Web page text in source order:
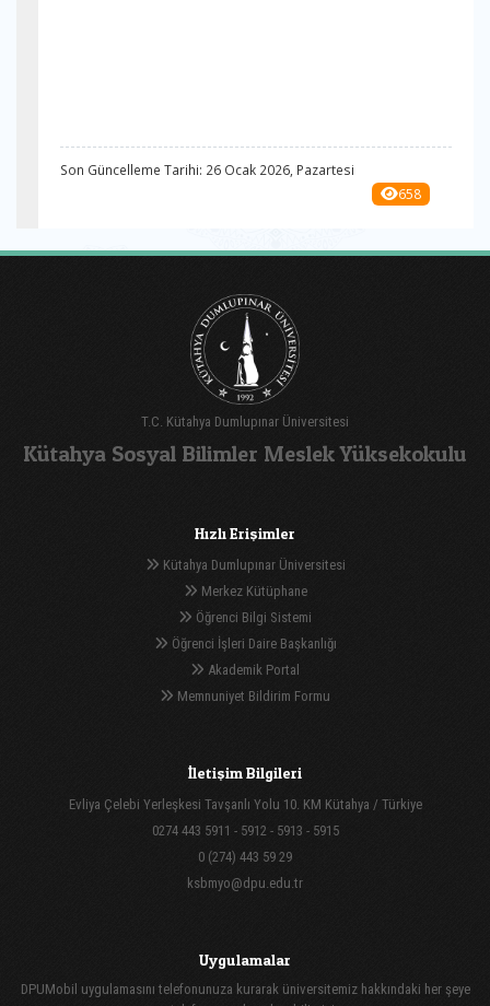
Son Güncelleme Tarihi: 26 Ocak 2026, Pazartesi
658
T.C. Kütahya Dumlupınar Üniversitesi
Kütahya Sosyal Bilimler Meslek Yüksekokulu
Hızlı Erişimler
Kütahya Dumlupınar Üniversitesi
Merkez Kütüphane
Öğrenci Bilgi Sistemi
Öğrenci İşleri Daire Başkanlığı
Akademik Portal
Memnuniyet Bildirim Formu
İletişim Bilgileri
Evliya Çelebi Yerleşkesi Tavşanlı Yolu 10. KM Kütahya / Türkiye
0274 443 5911 - 5912 - 5913 - 5915
0 (274) 443 59 29
ksbmyo@dpu.edu.tr
Uygulamalar
DPUMobil uygulamasını telefonunuza kurarak üniversitemiz hakkındaki her şeye